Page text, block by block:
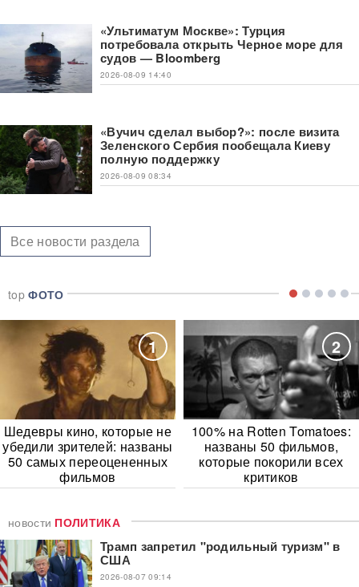
«Ультиматум Москве»: Турция
потребовала открыть Черное море для
судов — Bloomberg
2026-08-09 14:40
«Вучич сделал выбор?»: после визита
Зеленского Сербия пообещала Киеву
полную поддержку
2026-08-09 08:34
Все новости раздела
topФОТО
1
Шедевры кино, которые не
убедили зрителей: названы
50 самых переоцененных
фильмов
2
100% на Rotten Tomatoes:
названы 50 фильмов,
которые покорили всех
критиков
новости ПОЛИТИКА
Трамп запретил "родильный туризм" в
США
2026-08-07 09:14